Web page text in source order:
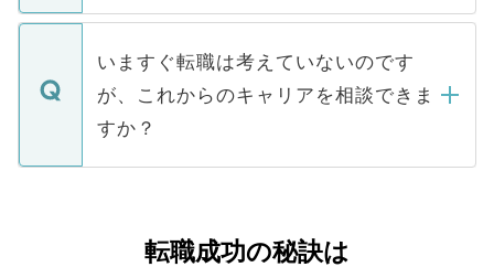
関を公にしてしまうと、応募が殺到する場
に、医療機関が求める条件に合った人材の
みを人材紹介会社に依頼するケースが増え
ています。
定を承諾する必要はありません。内定先へ
の辞退の連絡はキャリアパートナーが行い
個人情報が漏えいすることはありませんの
で、ご安心ください。当サイトからの登録
などで収集したご登録者様の個人情報は、
ご本人のキャリアアップおよび転職活動の
支援を目的に使用いたします。お預かりし
ているすべての個人データはご本人の許可
は、個人情報の取り扱いについての厳密な
いますぐ転職は考えていないのです
が、これからのキャリアを相談できま
すか？
かがいして、現在の医療機関の状況や紹介
転職成功の秘訣は